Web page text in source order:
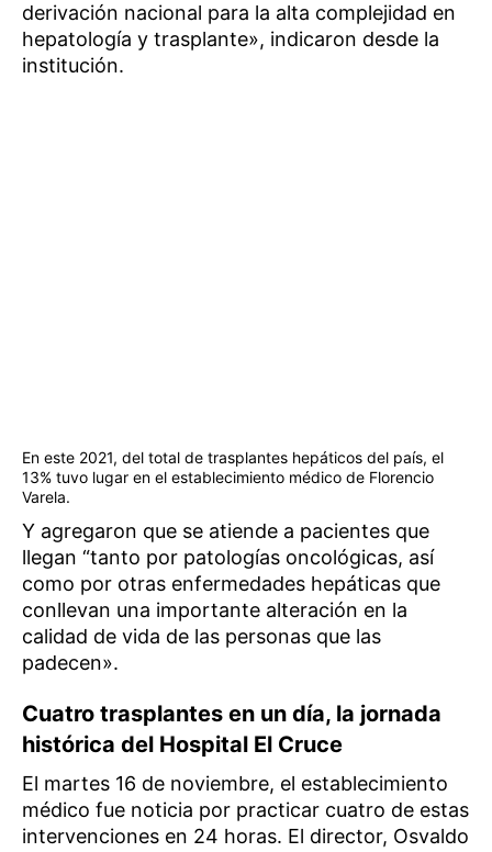
derivación nacional para la alta complejidad en
hepatología y trasplante», indicaron desde la
institución.
En este 2021, del total de trasplantes hepáticos del país, el
13% tuvo lugar en el establecimiento médico de Florencio
Varela.
Y agregaron que se atiende a pacientes que
llegan “tanto por patologías oncológicas, así
como por otras enfermedades hepáticas que
conllevan una importante alteración en la
calidad de vida de las personas que las
padecen».
Cuatro trasplantes en un día, la jornada
histórica del Hospital El Cruce
El martes 16 de noviembre, el establecimiento
médico fue noticia por practicar cuatro de estas
intervenciones en 24 horas. El director, Osvaldo